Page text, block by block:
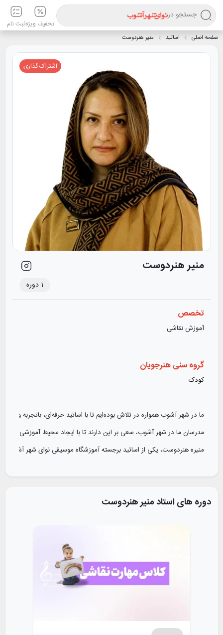
جستجو در
تخفیف ویژهثبت نام
صفحه اصلی اساتید منیر هنردوست
اشتراک گذاری
منیر هنردوست
1 دوره
تخصص
آموزش نقاشی
گروه سنی هنرجویان
کودک
ما در شهر آشوب همواره در تلاش بوده‌ایم تا با اساتید حرفه‌ای، باتجربه و
مدرسان ما در شهر آشوب، سعی بر این دارند تا با ایجاد محیط آموزشی
منیره هنردوست، یکی از اساتید برجسته آموزشگاه موسیقی نوای شهر آشوب
دوره های استادمنیر هنردوست